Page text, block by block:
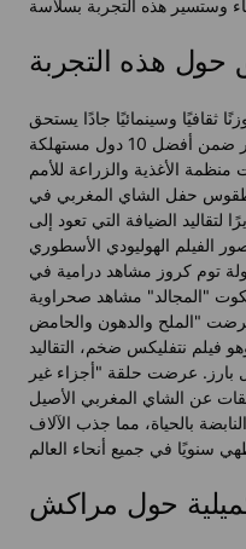
حول هذه التجربة
ثقافيًا وسينمائيًا جادًا يستحق
المعرفة. تصنف المغرب باستمرار ضمن أفضل 10 دول مستهلكة
منظمة الأغذية والزراعة للأمم
طقوس حفل الشاي المغربي في
لتقاليد الضيافة التي تعود إلى
الفيلم الهوليودي الأسطوري
توم كروز مشاهد درامية في
"المجالد" مشاهد صحراوية
"الملح والدهون والحامض
فيلم نتفليكس ضخم، التقاليد
بارز. عرضت حلقة "أجزاء غير
عن الشاي المغربي الأصيل
بالحياة، مما جذب الآلاف
حول مراكش